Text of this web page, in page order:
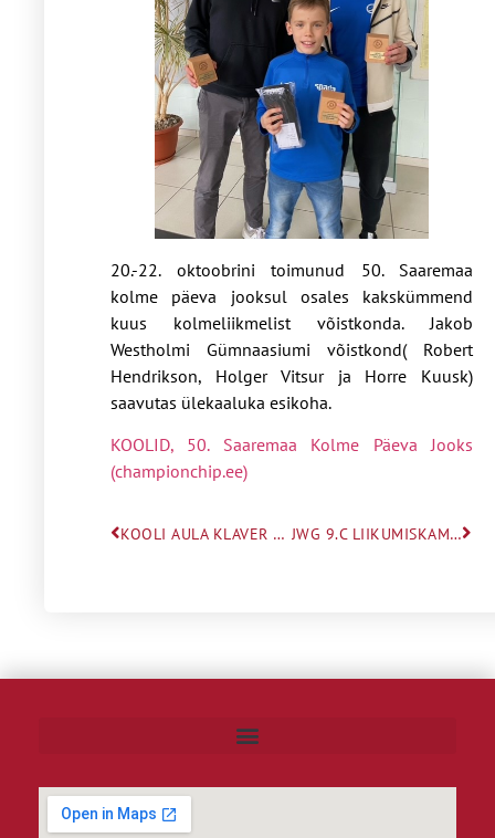
20.-22. oktoobrini toimunud 50. Saaremaa
kolme päeva jooksul osales kakskümmend
kuus kolmeliikmelist võistkonda. Jakob
Westholmi Gümnaasiumi võistkond( Robert
Hendrikson, Holger Vitsur ja Horre Kuusk)
saavutas ülekaaluka esikoha.
KOOLID, 50. Saaremaa Kolme Päeva Jooks
(championchip.ee)
KOOLI AULA KLAVER SAI VALMIS JWG 9.C LIIKUMISKAMPAANIA “SÜGISSAMMUD 2023” KÕIGE AKTIIVSEM KLASS